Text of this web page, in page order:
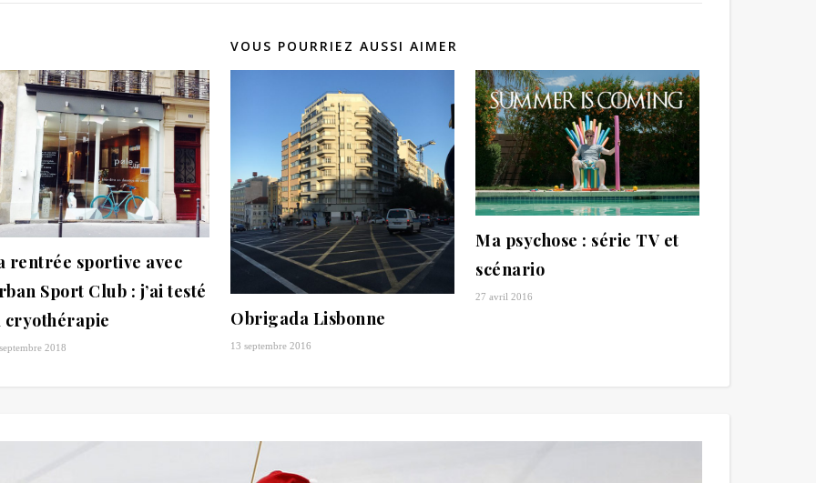
VOUS POURRIEZ AUSSI AIMER
rentrée sportive avec
Sport Club : j’ai testé
cryothérapie
2018
Obrigada Lisbonne
13 septembre 2016
Ma psychose : série TV et
scénario
27 avril 2016